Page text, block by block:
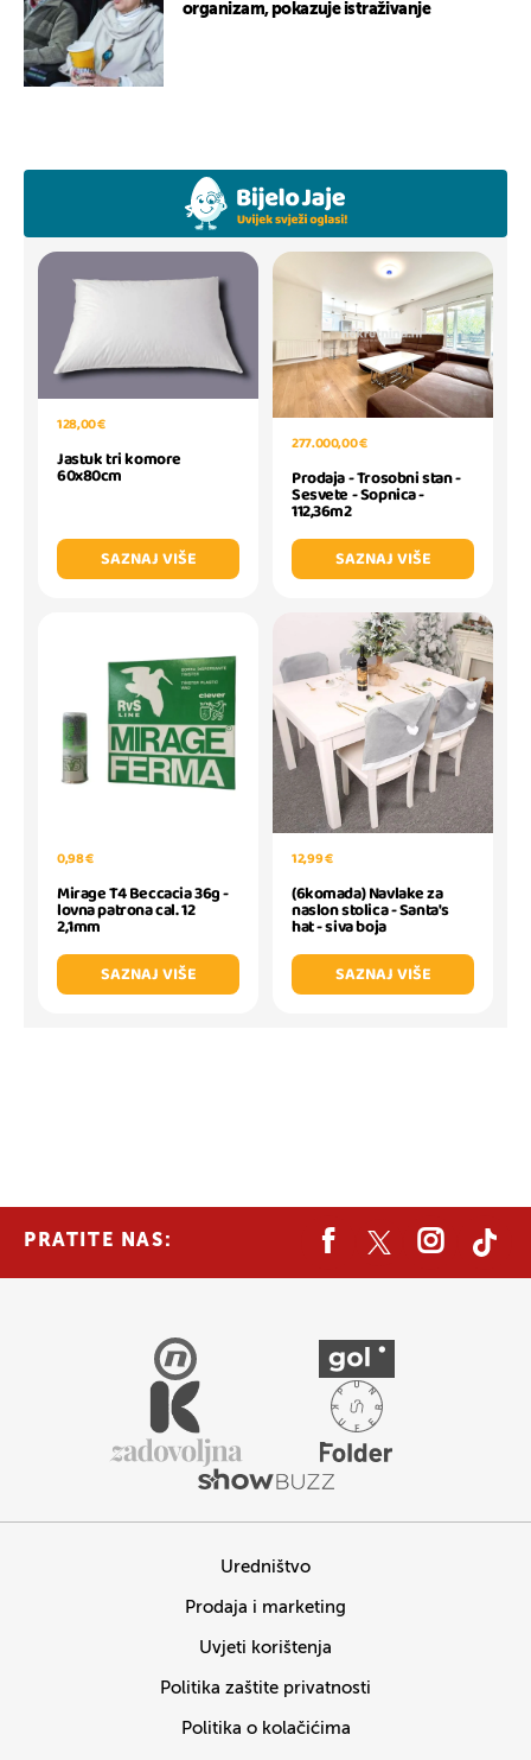
organizam, pokazuje istraživanje
128,00 €
Jastuk tri komore
60x80cm
SAZNAJ VIŠE
277.000,00 €
Prodaja - Trosobni stan -
Sesvete - Sopnica -
112,36m2
SAZNAJ VIŠE
0,98 €
Mirage T4 Beccacia 36g -
lovna patrona cal. 12
2,1mm
SAZNAJ VIŠE
12,99 €
(6komada) Navlake za
naslon stolica - Santa's
hat - siva boja
SAZNAJ VIŠE
PRATITE NAS:
Uredništvo
Prodaja i marketing
Uvjeti korištenja
Politika zaštite privatnosti
Politika o kolačićima